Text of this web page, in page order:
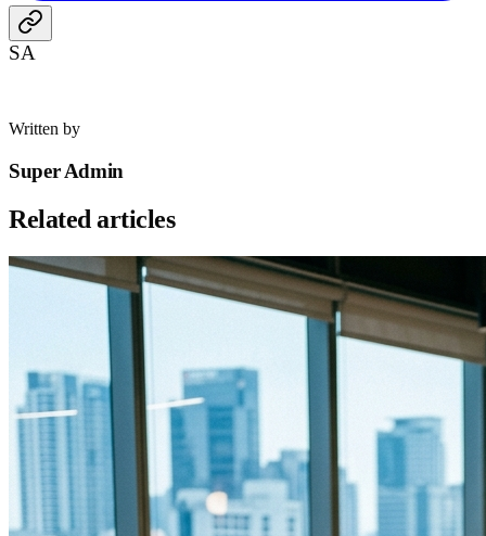
SA
Written by
Super Admin
Related articles